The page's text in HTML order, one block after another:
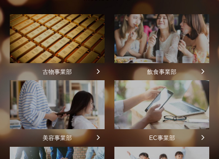
古物事業部 飲食事業部
美容事業部 EC事業部